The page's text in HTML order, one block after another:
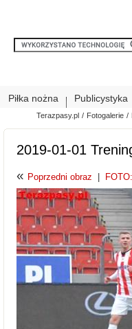
Piłka nożna Publicystyka
Terazpasy.pl / Fotogalerie /
2019-01-01
« Poprzedni obraz